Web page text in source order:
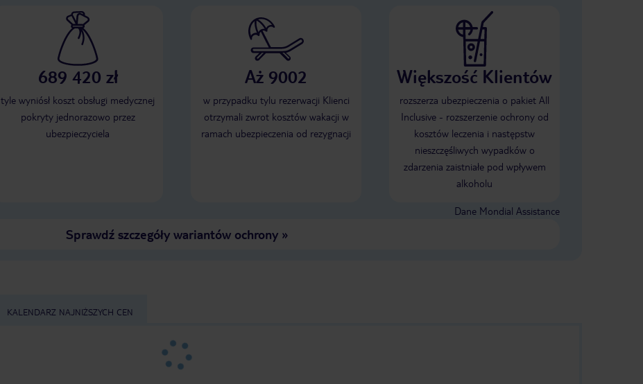
689 420 zł
tyle wyniósł koszt obsługi medycznej
pokryty jednorazowo przez
ubezpieczyciela
Aż 9002
w przypadku tylu rezerwacji Klienci
otrzymali zwrot kosztów wakacji w
ramach ubezpieczenia od rezygnacji
Większość Klientów
rozszerza ubezpieczenia o pakiet All
Inclusive - rozszerzenie ochrony od
kosztów leczenia i następstw
nieszczęśliwych wypadków o
zdarzenia zaistniałe pod wpływem
alkoholu
Dane Mondial Assistance
Sprawdź szczegóły wariantów ochrony»
KALENDARZ NAJNIŻSZYCH CEN